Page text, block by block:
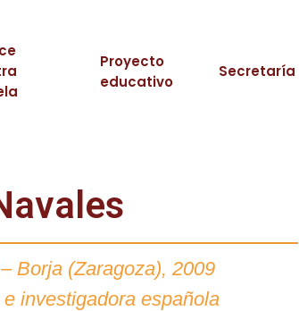
Proyecto
educativo
Secretaría
Borja (Zaragoza), 2009
investigadora española